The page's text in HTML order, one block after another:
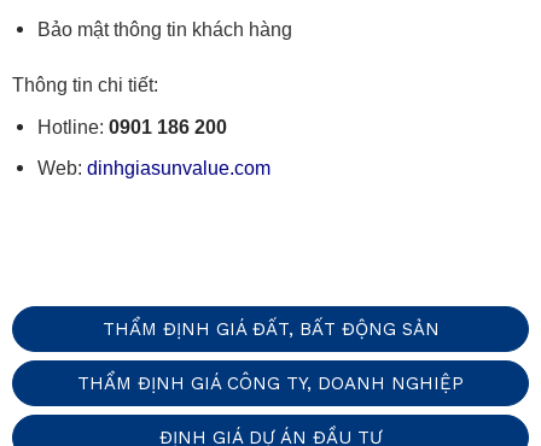
Bảo mật thông tin khách hàng
Thông tin chi tiết:
Hotline: 0901 186 200
Web: dinhgiasunvalue.com
THẨM ĐỊNH GIÁ ĐẤT, BẤT ĐỘNG SẢN
THẨM ĐỊNH GIÁ CÔNG TY, DOANH NGHIỆP
ĐỊNH GIÁ DỰ ÁN ĐẦU TƯ